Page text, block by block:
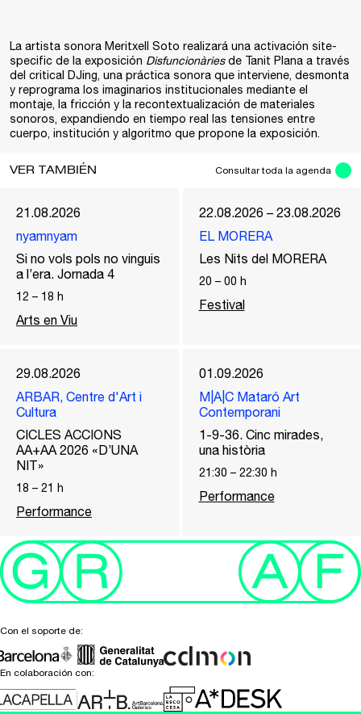
La artista sonora Meritxell Soto realizará una activación site-
specific de la exposición Disfuncionàriesde Tanit Plana a través
del critical DJing, una práctica sonora que interviene, desmonta
y reprograma los imaginarios institucionales mediante el
montaje, la fricción y la recontextualización de materiales
sonoros, expandiendo en tiempo real las tensiones entre
cuerpo, institución y algoritmo que propone la exposición.
VER TAMBIÉN Consultar toda la agenda
21.08.2026
nyamnyam
Si no vols pols no vinguis
a l’era. Jornada 4
12 – 18 h
Arts en Viu
22.08.2026 – 23.08.2026
EL MORERA
Les Nits del MORERA
20 – 00 h
Festival
29.08.2026
ARBAR, Centre d'Art i
Cultura
CICLES ACCIONS
AA+AA 2026 «D’UNA
NIT»
18 – 21 h
Performance
01.09.2026
M|A|C Mataró Art
Contemporani
1-9-36. Cinc mirades,
una història
21:30 – 22:30 h
Performance
Con el soporte de:
En colaboración con: